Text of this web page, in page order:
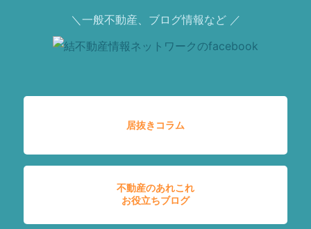
＼一般不動産、ブログ情報など ／
居抜きコラム
不動産のあれこれ
お役立ちブログ